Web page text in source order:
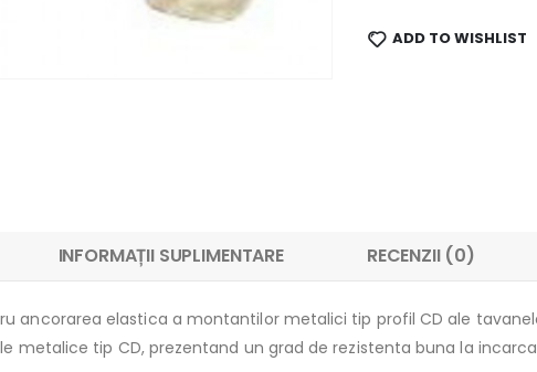
ADD TO WISHLIST
INFORMAȚII SUPLIMENTARE RECENZII (0)
ancorarea elastica a montantilor metalici tip profil CD ale
metalice tip CD, prezentand un grad de rezistenta buna la